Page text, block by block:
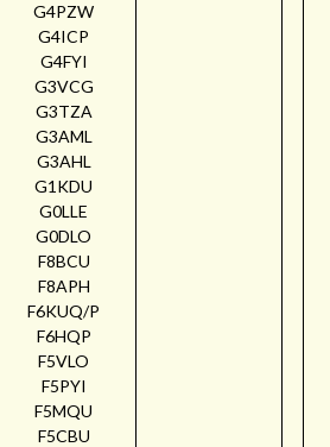
G4PZW
G4ICP
G4FYI
G3VCG
G3TZA
G3AML
G3AHL
G1KDU
G0LLE
G0DLO
F8BCU
F8APH
F6KUQ/P
F6HQP
F5VLO
F5PYI
F5MQU
F5CBU